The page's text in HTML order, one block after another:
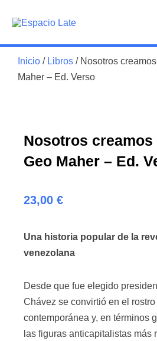
Inicio / Libros / Nosotros
Maher – Ed. Verso
Nosotros creamos
Geo Maher – Ed.
23,00 €
Una historia popular de la
venezolana
Desde que fue elegido
Chávez se convirtió en el
contemporánea y, en términos
las figuras anticapitalistas más